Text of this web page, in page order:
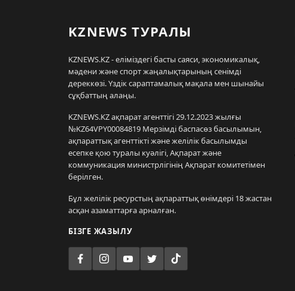
KZNEWS ТУРАЛЫ
KZNEWS.KZ - еліміздегі басты саяси, экономикалық,
мәдени және спорт жаңалықтарының сенімді
дереккөзі. Үздік сараптамалық мақала мен шынайы
сұқбаттың алаңы.
KZNEWS.KZ ақпарат агенттігі 29.12.2023 жылғы
№KZ64VPY00084819 Мерзімді баспасөз басылымын,
ақпараттық агенттікті және желілік басылымды
есепке қою туралы куәлігі, Ақпарат және
коммуникация министрлігінің Ақпарат комитетімен
берілген.
Бұл желілік ресурстың ақпараттық өнімдері 18 жастан
асқан азаматтарға арналған.
БІЗГЕ ЖАЗЫЛУ